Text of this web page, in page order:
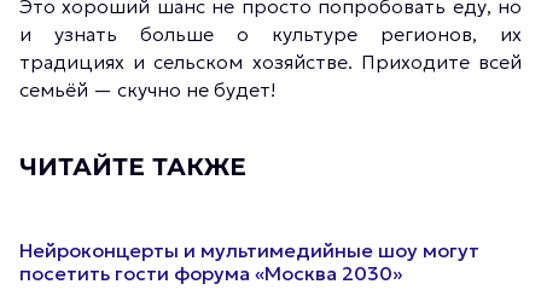
Это хороший шанс не просто попробовать еду, но
и узнать больше о культуре регионов, их
традициях и сельском хозяйстве. Приходите всей
семьёй — скучно не будет!
ЧИТАЙТЕ ТАКЖЕ
Нейроконцерты и мультимедийные шоу могут
посетить гости форума «Москва 2030»